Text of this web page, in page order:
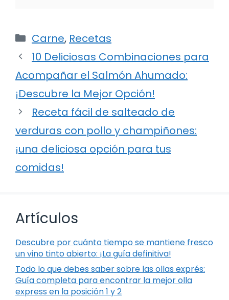
Categorías
Carne, Recetas
10 Deliciosas Combinaciones para
Acompañar el Salmón Ahumado:
¡Descubre la Mejor Opción!
Receta fácil de salteado de
verduras con pollo y champiñones:
¡una deliciosa opción para tus
comidas!
Artículos
Descubre por cuánto tiempo se mantiene fresco
un vino tinto abierto: ¡La guía definitiva!
Todo lo que debes saber sobre las ollas exprés:
Guía completa para encontrar la mejor olla
express en la posición 1 y 2